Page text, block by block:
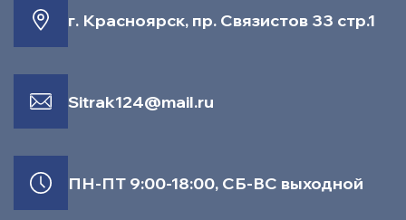
г. Красноярск, пр. Связистов 33 стр.1
Sitrak124@mail.ru
ПН-ПТ 9:00-18:00, СБ-ВС выходной